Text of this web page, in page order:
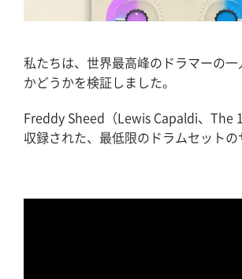
私たちは、世界最高峰のドラマーの
かどうかを検証しました。
Freddy Sheed（Lewis Capaldi、The
収録された、最低限のドラムセット